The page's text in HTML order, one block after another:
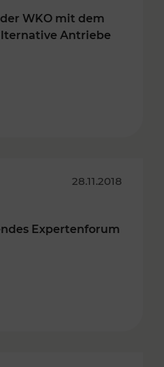
WKO mit dem
Antriebe
28.11.2018
Expertenforum